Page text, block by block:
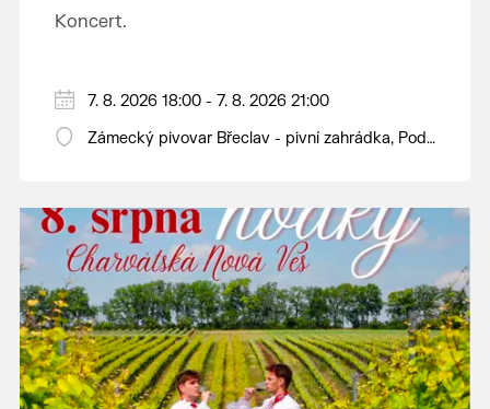
Koncert.
7. 8. 2026 18:00 - 7. 8. 2026 21:00
Zámecký pivovar Břeclav - pivní zahrádka, Pod